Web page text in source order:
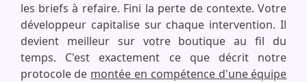
les briefs à refaire. Fini la perte de contexte. Votre
développeur capitalise sur chaque intervention. Il
devient meilleur sur votre boutique au fil du
temps. C'est exactement ce que décrit notre
protocole de montée en compétence d'une équipe